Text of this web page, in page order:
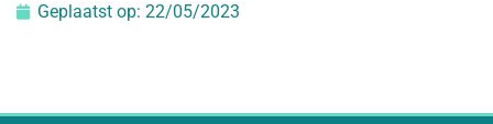
Geplaatst op: 22/05/2023